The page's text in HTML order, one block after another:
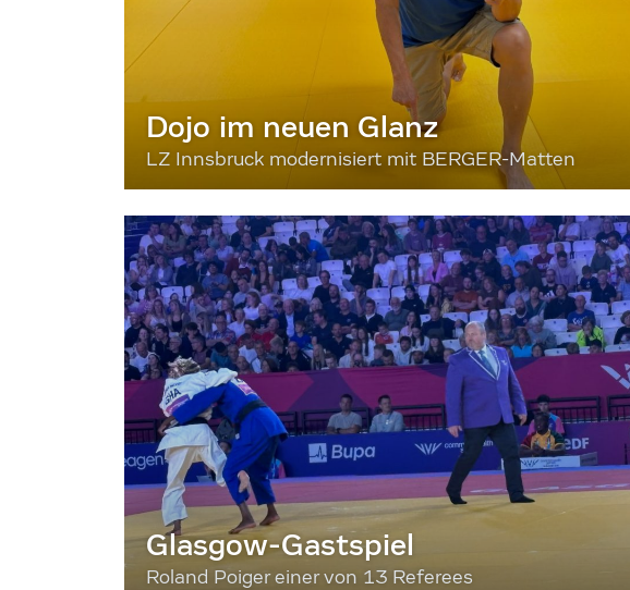
Dojo im neuen Glanz
LZ Innsbruck modernisiert mit BERGER-Matten
Glasgow-Gastspiel
Roland Poiger einer von 13 Referees